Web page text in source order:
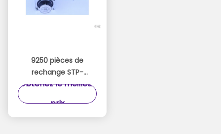
9250 pièces de
rechange STP-
59D3092
H68N trois mois de
Obtenez le meilleur
prix